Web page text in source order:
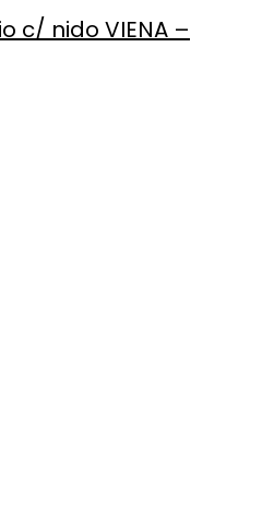
c/ nido VIENA –